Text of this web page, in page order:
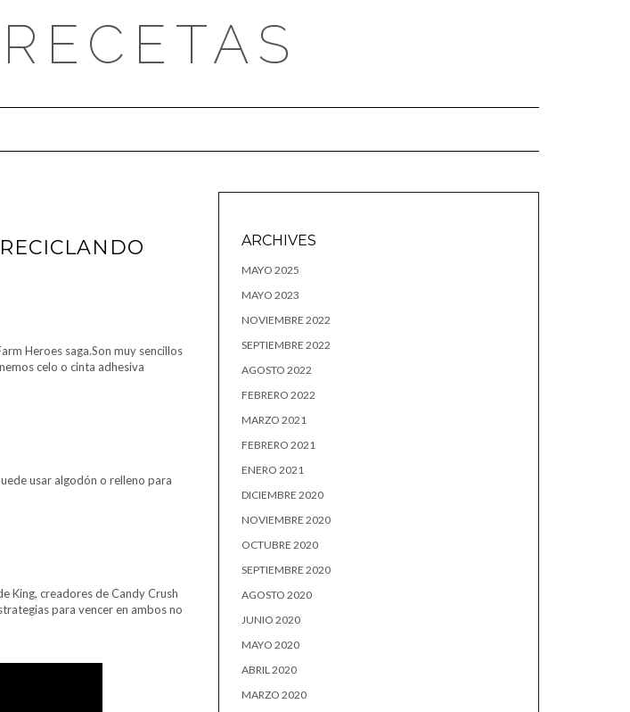
Heroes saga.Son muy sencillos
celo o cinta adhesiva
usar algodón o relleno para
King, creadores de Candy Crush
para vencer en ambos no
ARCHIVES
MAYO 2025
MAYO 2023
NOVIEMBRE 2022
SEPTIEMBRE 2022
AGOSTO 2022
FEBRERO 2022
MARZO 2021
FEBRERO 2021
ENERO 2021
DICIEMBRE 2020
NOVIEMBRE 2020
OCTUBRE 2020
SEPTIEMBRE 2020
AGOSTO 2020
JUNIO 2020
MAYO 2020
ABRIL 2020
MARZO 2020